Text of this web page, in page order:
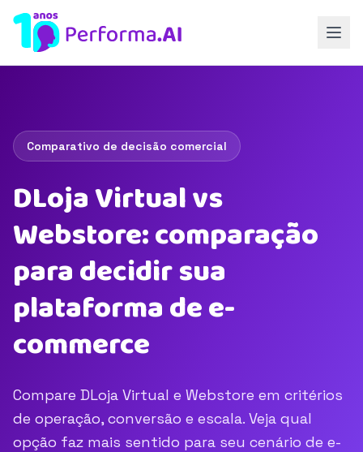
Comparativo de decisão comercial
DLoja Virtual vs
Webstore: comparação
para decidir sua
plataforma de e-
commerce
Compare DLoja Virtual e Webstore em critérios
de operação, conversão e escala. Veja qual
opção faz mais sentido para seu cenário de e-